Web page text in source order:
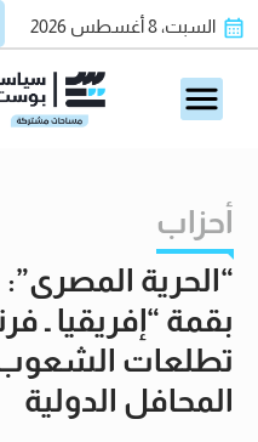
السبت، 8 أغسطس 2026
أحزاب
“الحرية
بقمة “إفريقيا
تطلعات الشعوب
المحافل الدولية